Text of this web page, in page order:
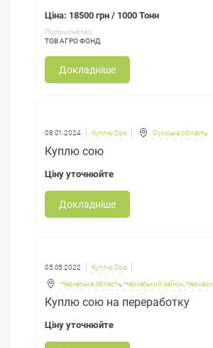
Ціна: 18500 грн / 1000 Тонн
Підприємство:
ТОВ АГРО ФОНД
Докладніше
08.01.2024 Куплю Соя Сумська область
Куплю сою
Ціну уточнюйте
Докладніше
05.05.2022 Куплю Соя
Черкаська область,Черкаський район ,Черкаси
Куплю сою на переработку
Ціну уточнюйте